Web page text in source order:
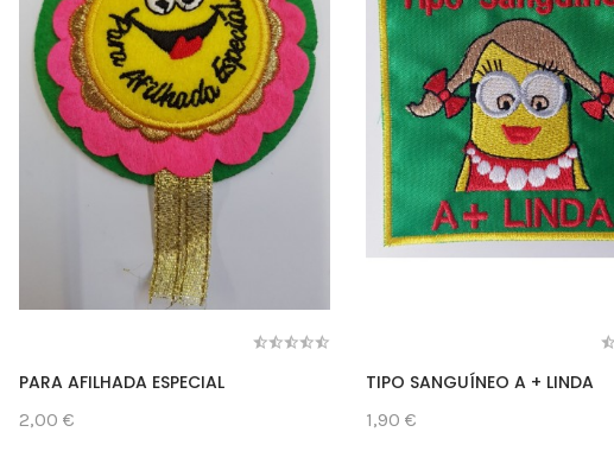
PARA AFILHADA ESPECIAL
2,00 €
TIPO SANGUÍNEO A + LINDA
1,90 €